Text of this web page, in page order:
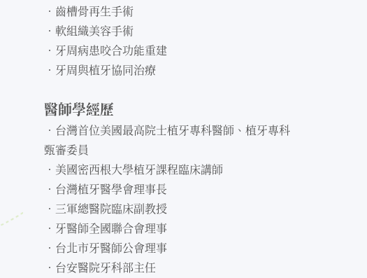
．齒槽骨再生手術
．軟組織美容手術
．牙周病患咬合功能重建
．牙周與植牙協同治療
醫師學經歷
．台灣首位美國最高院士植牙專科醫師、植牙專科
甄審委員
．美國密西根大學植牙課程臨床講師
．台灣植牙醫學會理事長
．三軍總醫院臨床副教授
．牙醫師全國聯合會理事
．台北市牙醫師公會理事
．台安醫院牙科部主任